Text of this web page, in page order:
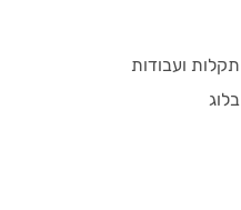
תקלות ועבודות
בלוג